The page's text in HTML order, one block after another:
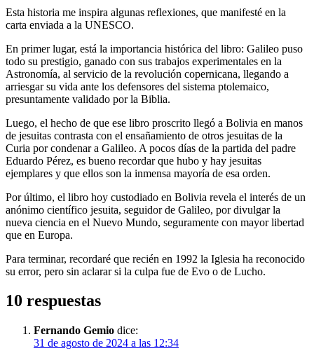
Esta historia me inspira algunas reflexiones, que manifesté en la
carta enviada a la UNESCO.
En primer lugar, está la importancia histórica del libro: Galileo puso
todo su prestigio, ganado con sus trabajos experimentales en la
Astronomía, al servicio de la revolución copernicana, llegando a
arriesgar su vida ante los defensores del sistema ptolemaico,
presuntamente validado por la Biblia.
Luego, el hecho de que ese libro proscrito llegó a Bolivia en manos
de jesuitas contrasta con el ensañamiento de otros jesuitas de la
Curia por condenar a Galileo. A pocos días de la partida del padre
Eduardo Pérez, es bueno recordar que hubo y hay jesuitas
ejemplares y que ellos son la inmensa mayoría de esa orden.
Por último, el libro hoy custodiado en Bolivia revela el interés de un
anónimo científico jesuita, seguidor de Galileo, por divulgar la
nueva ciencia en el Nuevo Mundo, seguramente con mayor libertad
que en Europa.
Para terminar, recordaré que recién en 1992 la Iglesia ha reconocido
su error, pero sin aclarar si la culpa fue de Evo o de Lucho.
10 respuestas
Fernando Gemio dice:
31 de agosto de 2024 a las 12:34